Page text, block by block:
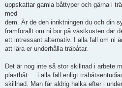
uppskattar gamla båttyper och gärna i
med
dem. Är de den inriktningen du och din
framförallt om ni bor på västkusten där
ett intressant alternativ. I alla fall om ni
att lära er underhålla träbåtar.
Det är nog inte så stor skillnad i arbete
plastbåt ... i alla fall enligt
skillnad. Man får aldrig halka efter i